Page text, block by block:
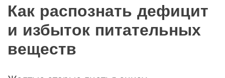
Как распознать дефицит
и избыток питательных
веществ